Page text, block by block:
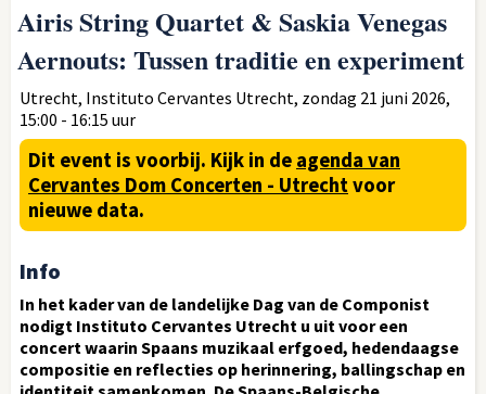
Airis String Quartet & Saskia Venegas
Aernouts: Tussen traditie en experiment
Utrecht, Instituto Cervantes Utrecht, zondag 21 juni 2026,
15:00 - 16:15 uur
Dit event is voorbij. Kijk in de agenda van
Cervantes Dom Concerten - Utrecht voor
nieuwe data.
Info
In het kader van de landelijke Dag van de Componist
nodigt Instituto Cervantes Utrecht u uit voor een
concert waarin Spaans muzikaal erfgoed, hedendaagse
compositie en reflecties op herinnering, ballingschap en